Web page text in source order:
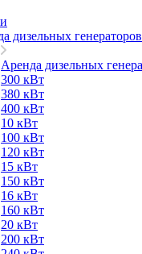
дизельных генераторов
Аренда дизельных
300 кВт
380 кВт
400 кВт
10 кВт
100 кВт
120 кВт
15 кВт
150 кВт
16 кВт
160 кВт
20 кВт
200 кВт